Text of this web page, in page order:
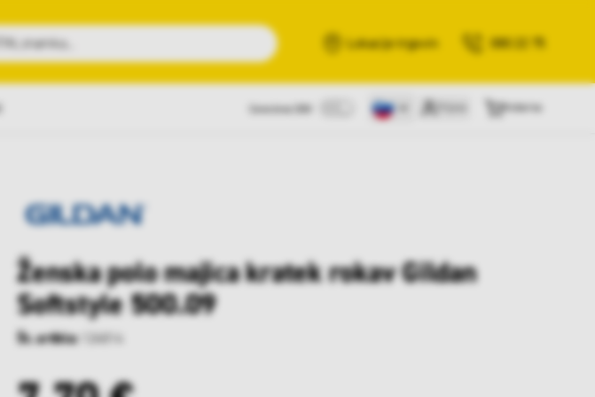
Išči
Lokacije trgovin 080 22 75
Ženska polo majica kratek rokav Gildan
Softstyle 500.09
Št. artikla: 124814